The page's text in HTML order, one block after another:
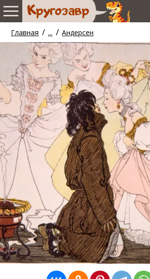
Главная / ... / Андерсен